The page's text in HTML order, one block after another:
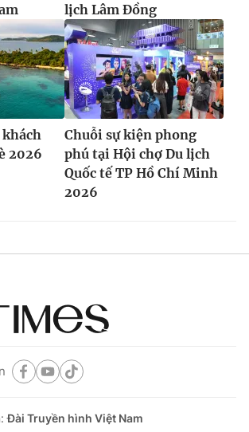
lịch Lâm Đồng
2026
Chuỗi sự kiện phong
phú tại Hội chợ Du lịch
Quốc tế TP Hồ Chí Minh
2026
Đài Truyền hình Việt Nam